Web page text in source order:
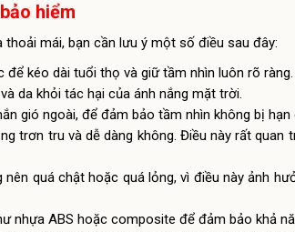
hiểm
mái, bạn cần lưu ý một số điều sau đây:
kéo dài tuổi thọ và giữ tầm nhìn luôn rõ ràng.
da khỏi tác hại của ánh nắng mặt trời.
gió ngoài, để đảm bảo tầm nhìn không bị hạn
trơn tru và dễ dàng không. Điều này rất quan
quá chật hoặc quá lỏng, vì điều này ảnh
nhựa ABS hoặc composite để đảm bảo khả